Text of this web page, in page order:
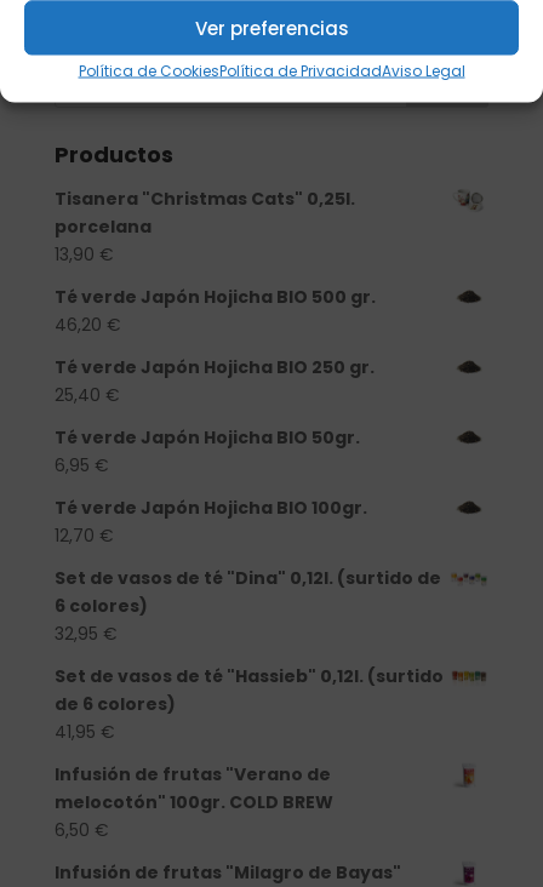
Ver preferencias
Política de CookiesPolítica de PrivacidadAviso Legal
Buscar
Productos
Tisanera "Christmas Cats" 0,25l.
porcelana
13,90 €
Té verde Japón Hojicha BIO 500 gr.
46,20 €
Té verde Japón Hojicha BIO 250 gr.
25,40 €
Té verde Japón Hojicha BIO 50gr.
6,95 €
Té verde Japón Hojicha BIO 100gr.
12,70 €
Set de vasos de té "Dina" 0,12l. (surtido de
6 colores)
32,95 €
Set de vasos de té "Hassieb" 0,12l. (surtido
de 6 colores)
41,95 €
Infusión de frutas "Verano de
melocotón" 100gr. COLD BREW
6,50 €
Infusión de frutas "Milagro de Bayas"